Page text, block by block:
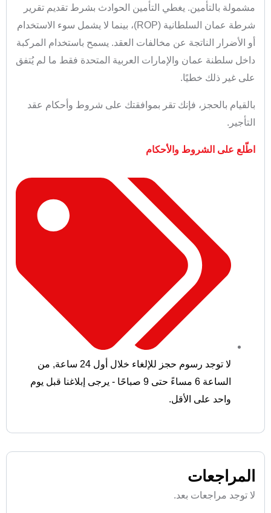
مشمولة بالتأمين. يغطي التأمين الحوادث بشرط تقديم تقرير
شرطة عمان السلطانية (ROP)، بينما لا يشمل سوء الاستخدام
أو الأضرار الناتجة عن مخالفات العقد. يسمح باستخدام المركبة
داخل سلطنة عمان والإمارات العربية المتحدة فقط ما لم يُتفق
على غير ذلك خطيًا.
بالقيام بالحجز، فإنك تقر بموافقتك على شروط وأحكام عقد
التأجير.
اطّلع على الشروط والأحكام
لا توجد رسوم حجز للإلغاء خلال أول 24 ساعة , من
الساعة 6 مساءً حتى 9 صباحًا - يرجى إبلاغنا قبل يوم
واحد على الأقل.
المراجعات
لا توجد مراجعات بعد.